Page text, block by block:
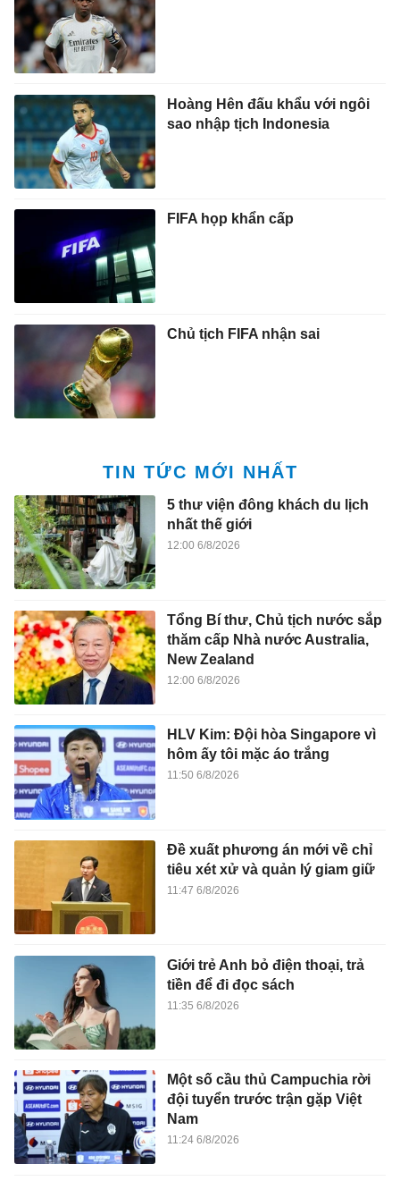
Hoàng Hên đấu khẩu với ngôi
sao nhập tịch Indonesia
FIFA họp khẩn cấp
Chủ tịch FIFA nhận sai
TIN TỨC MỚI NHẤT
5 thư viện đông khách du lịch
nhất thế giới
12:00 6/8/2026
Tổng Bí thư, Chủ tịch nước sắp
thăm cấp Nhà nước Australia,
New Zealand
12:00 6/8/2026
HLV Kim: Đội hòa Singapore vì
hôm ấy tôi mặc áo trắng
11:50 6/8/2026
Đề xuất phương án mới về chỉ
tiêu xét xử và quản lý giam giữ
11:47 6/8/2026
Giới trẻ Anh bỏ điện thoại, trả
tiền để đi đọc sách
11:35 6/8/2026
Một số cầu thủ Campuchia rời
đội tuyển trước trận gặp Việt
Nam
11:24 6/8/2026